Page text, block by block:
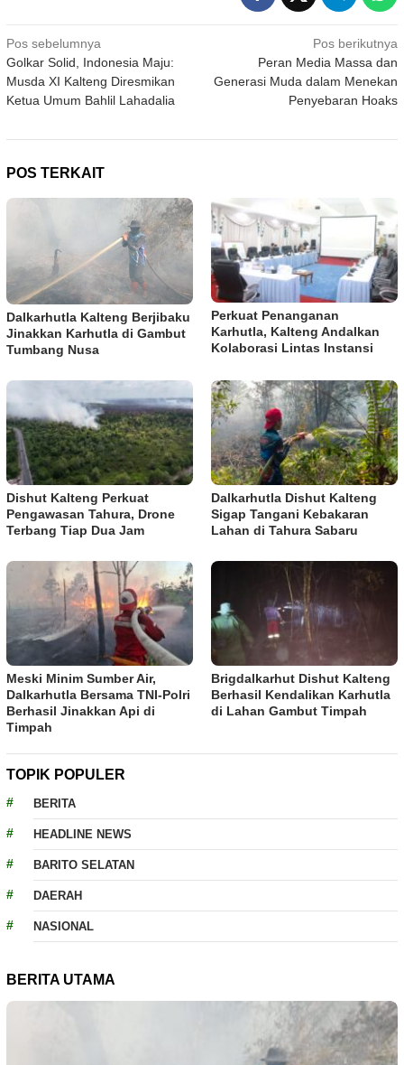
Navigasi
pos
Pos sebelumnya
Golkar Solid, Indonesia Maju:
Musda XI Kalteng Diresmikan
Ketua Umum Bahlil Lahadalia
Pos berikutnya
Peran Media Massa dan
Generasi Muda dalam Menekan
Penyebaran Hoaks
POS TERKAIT
Dalkarhutla Kalteng Berjibaku
Jinakkan Karhutla di Gambut
Tumbang Nusa
Perkuat Penanganan
Karhutla, Kalteng Andalkan
Kolaborasi Lintas Instansi
Dishut Kalteng Perkuat
Pengawasan Tahura, Drone
Terbang Tiap Dua Jam
Dalkarhutla Dishut Kalteng
Sigap Tangani Kebakaran
Lahan di Tahura Sabaru
Meski Minim Sumber Air,
Dalkarhutla Bersama TNI-Polri
Berhasil Jinakkan Api di
Timpah
Brigdalkarhut Dishut Kalteng
Berhasil Kendalikan Karhutla
di Lahan Gambut Timpah
TOPIK POPULER
BERITA
HEADLINE NEWS
BARITO SELATAN
DAERAH
NASIONAL
BERITA UTAMA